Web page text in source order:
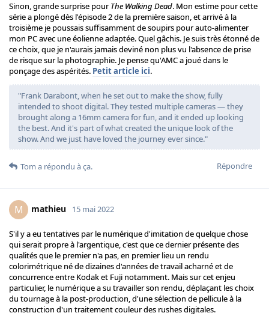
Sinon, grande surprise pourThe Walking Dead. Mon estime pour cette
série a plongé dès l'épisode 2 de la première saison, et arrivé à la
troisième je poussais suffisamment de soupirs pour auto-alimenter
mon PC avec une éolienne adaptée. Quel gâchis. Je suis très étonné de
ce choix, que je n'aurais jamais deviné non plus vu l'absence de prise
de risque sur la photographie. Je pense qu'AMC a joué dans le
ponçage des aspérités. Petit article ici.
"Frank Darabont, when he set out to make the show, fully
intended to shoot digital. They tested multiple cameras — they
brought along a 16mm camera for fun, and it ended up looking
the best. And it's part of what created the unique look of the
show. And we just have loved the journey ever since."
Répondre
Tom a répondu à ça.
M mathieu 15 mai 2022
S'il y a eu tentatives par le numérique d'imitation de quelque chose
qui serait propre à l'argentique, c'est que ce dernier présente des
qualités que le premier n'a pas, en premier lieu un rendu
colorimétrique né de dizaines d'années de travail acharné et de
concurrence entre Kodak et Fuji notamment. Mais sur cet enjeu
particulier, le numérique a su travailler son rendu, déplaçant les choix
du tournage à la post-production, d'une sélection de pellicule à la
construction d'un traitement couleur des rushes digitales.